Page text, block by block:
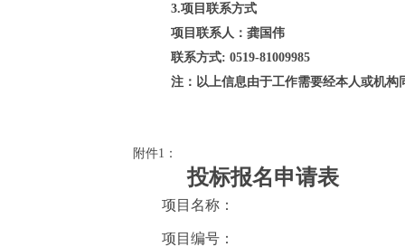
3.项目联系方式
项目联系人：龚国伟
联系方式: 0519-81009985
注：以上信息由于工作需要经本人或机构
附件1：
投标报名申请表
项目名称：
项目编号：